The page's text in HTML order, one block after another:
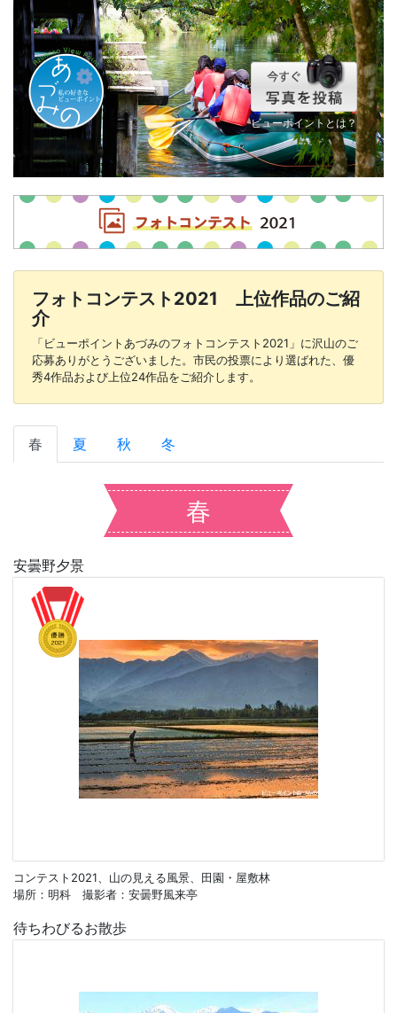
ビューポイントとは？
フォトコンテスト2021 上位作品のご紹
介
「ビューポイントあづみのフォトコンテスト2021」に沢山のご
応募ありがとうございました。市民の投票により選ばれた、優
秀4作品および上位24作品をご紹介します。
春 夏 秋 冬
春
安曇野夕景
コンテスト2021、山の見える風景、田園・屋敷林
場所：明科 撮影者：安曇野風来亭
待ちわびるお散歩